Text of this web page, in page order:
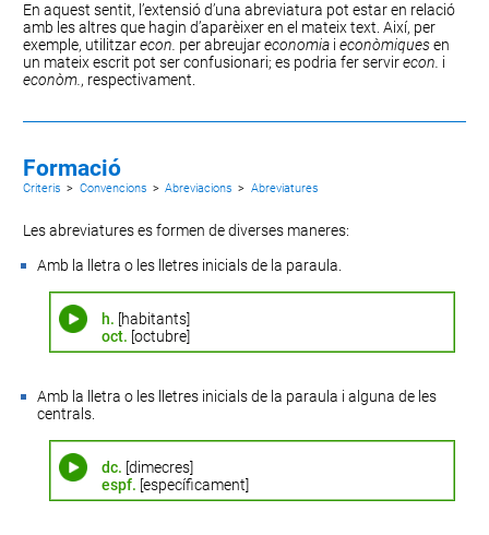
En aquest sentit, l’extensió d’una abreviatura pot estar en relació
amb les altres que hagin d’aparèixer en el mateix text. Així, per
exemple, utilitzarecon. per abreujareconomia ieconòmiquesen
un mateix escrit pot ser confusionari; es podria fer servirecon. i
econòm., respectivament.
Formació
Criteris > Convencions > Abreviacions > Abreviatures
Les abreviatures es formen de diverses maneres:
Amb la lletra o les lletres inicials de la paraula.
h. [habitants]
oct. [octubre]
Amb la lletra o les lletres inicials de la paraula i alguna de les
centrals.
dc. [dimecres]
espf. [específicament]